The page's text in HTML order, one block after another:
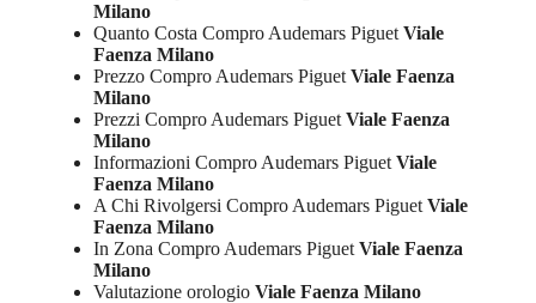
Milano
Quanto Costa Compro Audemars Piguet Viale
Faenza Milano
Prezzo Compro Audemars Piguet Viale Faenza
Milano
Prezzi Compro Audemars Piguet Viale Faenza
Milano
Informazioni Compro Audemars Piguet Viale
Faenza Milano
A Chi Rivolgersi Compro Audemars Piguet Viale
Faenza Milano
In Zona Compro Audemars Piguet Viale Faenza
Milano
Valutazione orologio Viale Faenza Milano